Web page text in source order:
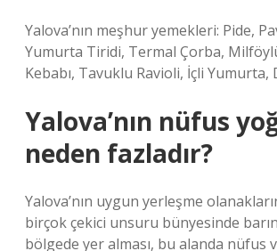
Yalova’nın meşhur yemekleri: Pide,
Yumurta Tiridi, Termal Çorba,
Kebabı, Tavuklu Ravioli, İçli Yumurta,
Yalova’nın nüfus
neden fazladır?
Yalova’nın uygun yerleşme
birçok çekici unsuru bünyesinde
bölgede yer alması, bu alanda nüfus